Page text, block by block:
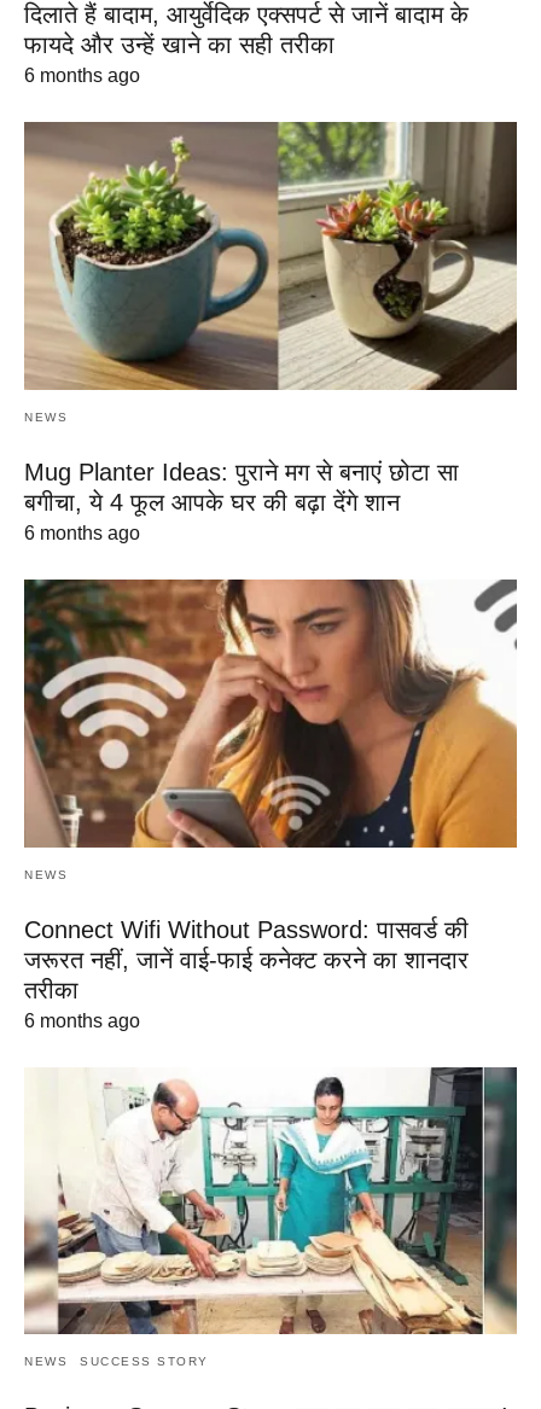
दिलाते हैं बादाम, आयुर्वेदिक एक्सपर्ट से जानें बादाम के
फायदे और उन्हें खाने का सही तरीका
6 months ago
NEWS
Mug Planter Ideas: पुराने मग से बनाएं छोटा सा
बगीचा, ये 4 फूल आपके घर की बढ़ा देंगे शान
6 months ago
NEWS
Connect Wifi Without Password: पासवर्ड की
जरूरत नहीं, जानें वाई-फाई कनेक्ट करने का शानदार
तरीका
6 months ago
NEWS SUCCESS STORY